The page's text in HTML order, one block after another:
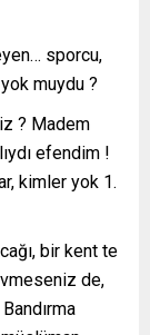
sporcu,
muydu ?
? Madem
efendim !
kimler yok 1.
bir kent te
de,